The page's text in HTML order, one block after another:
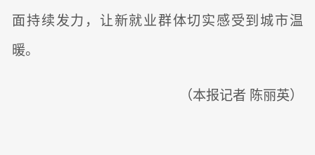
面持续发力，让新就业群体切实感受到城市温
暖。
（本报记者 陈丽英）